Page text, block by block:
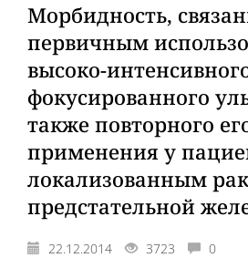
Морбидность,
первичным
высоко-
фокусированного
также повторного
применения у
локализованным
предстательной
22.12.2014 3723 0